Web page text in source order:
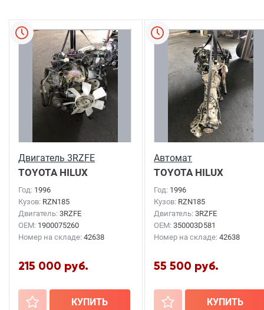
Двигатель 3RZFE
TOYOTA HILUX
SURF1996г.
Год: 1996
Кузов: RZN185
Двигатель: 3RZFE
OEM: 1900075260
Номер на складе: 42638
215 000 руб.
+ КУПИТЬ
Автомат
TOYOTA HILUX
SURF1996г.
Год: 1996
Кузов: RZN185
Двигатель: 3RZFE
OEM: 350003D581
Номер на складе: 42638
55 500 руб.
+ КУПИТЬ